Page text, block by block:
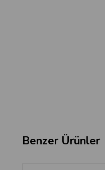
Benzer Ürünler